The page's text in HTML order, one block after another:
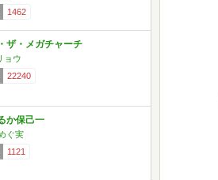
1462
ザ・メガチャーチ
ョウ
22240
か保己一
ぐ実
1121